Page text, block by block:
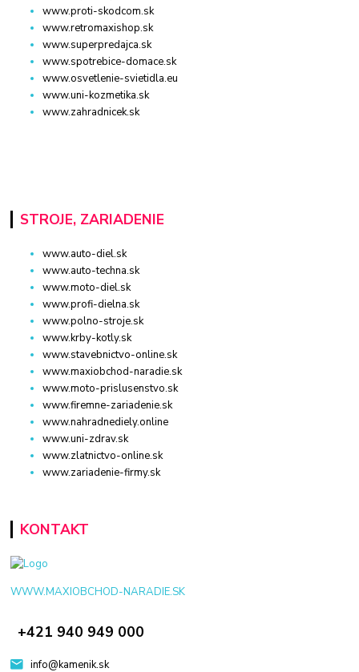
www.proti-skodcom.sk
www.retromaxishop.sk
www.superpredajca.sk
www.spotrebice-domace.sk
www.osvetlenie-svietidla.eu
www.uni-kozmetika.sk
www.zahradnicek.sk
STROJE, ZARIADENIE
www.auto-diel.sk
www.auto-techna.sk
www.moto-diel.sk
www.profi-dielna.sk
www.polno-stroje.sk
www.krby-kotly.sk
www.stavebnictvo-online.sk
www.maxiobchod-naradie.sk
www.moto-prislusenstvo.sk
www.firemne-zariadenie.sk
www.nahradnediely.online
www.uni-zdrav.sk
www.zlatnictvo-online.sk
www.zariadenie-firmy.sk
KONTAKT
WWW.MAXIOBCHOD-NARADIE.SK
+421 940 949 000
info@kamenik.sk